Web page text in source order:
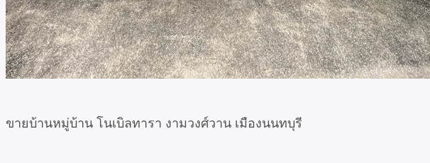
ขายบ้านหมู่บ้าน โนเบิลทารา งามวงศ์วาน เมืองนนทบุรี